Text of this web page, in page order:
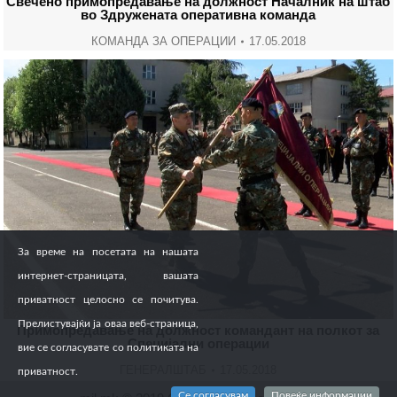
во Здружената оперативна команда
КОМАНДА ЗА ОПЕРАЦИИ 17.05.2018
Примопредавање на должност командант на полкот за
Специјални операции
За време на посетата на нашата
интернет-страницата, вашата
приватност целосно се почитува.
Прелистувајќи ја оваа веб-страница,
вие се согласувате со политиката на
приватност.